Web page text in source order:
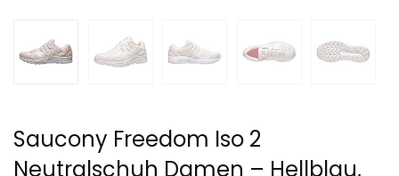
Saucony Freedom Iso 2
Neutralschuh Damen – Hellblau,